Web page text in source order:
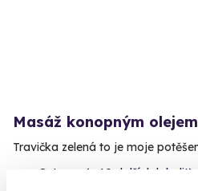
Masáž konopným olejem
Travička zelená to je moje
Ostrava (+ 10 dalších lokalit)